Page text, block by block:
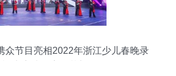
众节目亮相2022年浙江少儿春晚录